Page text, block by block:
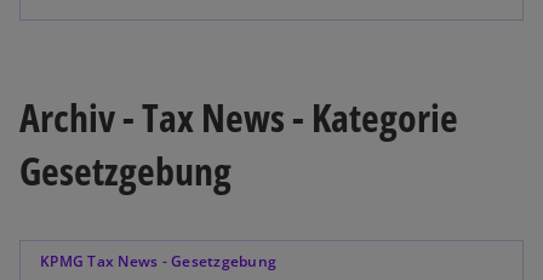
Archiv - Tax News - Kategorie
Gesetzgebung
KPMG Tax News - Gesetzgebung